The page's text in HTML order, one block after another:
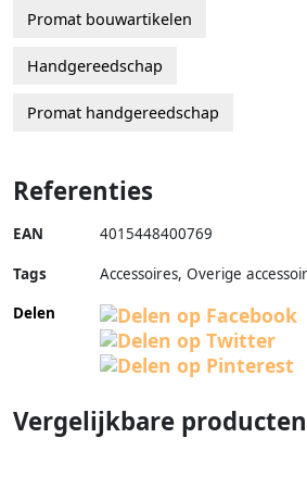
Promat bouwartikelen
Handgereedschap
Promat handgereedschap
Referenties
EAN 4015448400769
Tags
Accessoires, Overige
Delen
Vergelijkbare producten